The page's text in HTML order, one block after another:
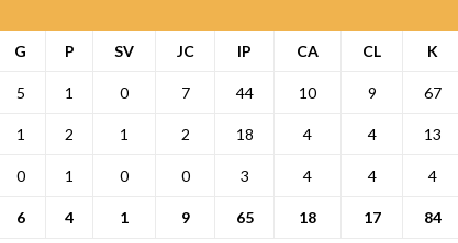
G P SV JC IP CA CL K
5 1 0 7 44 10 9 67
1 2 1 2 18 4 4 13
0 1 0 0 3 4 4 4
6 4 1 9 65 18 17 84